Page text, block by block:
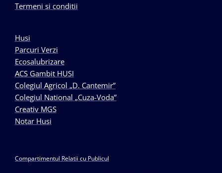
Termeni si conditii
Husi
Parcuri Verzi
Ecosalubrizare
ACS Gambit HUSI
Colegiul Agricol „D. Cantemir”
Colegiul National „Cuza-Voda”
Creativ MGS
Notar Husi
Compartimentul Relatii cu Publicul